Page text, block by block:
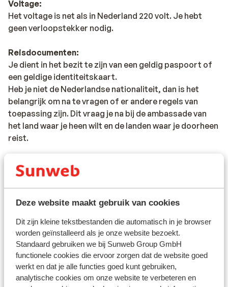
Deze website maakt gebruik van cookies
Dit zijn kleine tekstbestanden die automatisch in je browser
worden geïnstalleerd als je onze website bezoekt.
Standaard gebruiken we bij Sunweb Group GmbH
functionele cookies die ervoor zorgen dat de website goed
werkt en dat je alle functies goed kunt gebruiken,
analytische cookies om onze website te verbeteren en
Voltage:
Het voltage is net als in Nederland 220 volt. Je hebt
geen verloopstekker nodig.
Reisdocumenten:
Je dient in het bezit te zijn van een geldig paspoort of
een geldige identiteitskaart.
Heb je niet de Nederlandse nationaliteit, dan is het
belangrijk om na te vragen of er andere regels van
toepassing zijn. Dit vraag je na bij de ambassade van
het land waar je heen wilt en de landen waar je doorheen
reist.
verantwoordelijkheid. Sunweb kan hiervoor niet
Voor actuele informatie betreffende vaccinaties en
andere gegevens over gezondheid en reizen vind je op
de site van LCR: https://www.lcr.nl/.
Alarmnummer: